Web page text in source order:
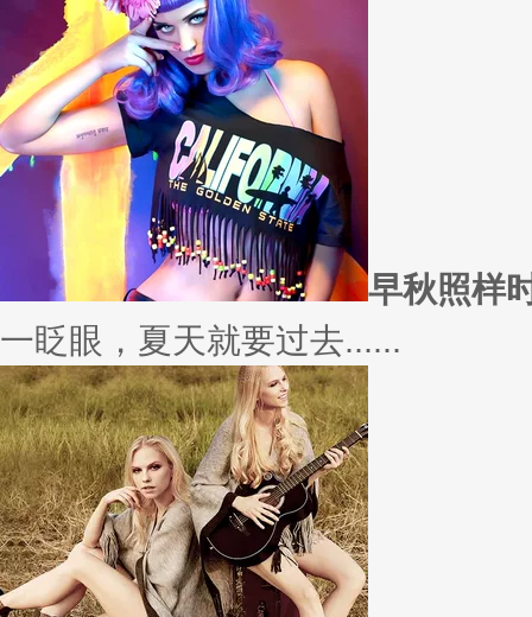
因为经常迁就他人，所以不断委
实......